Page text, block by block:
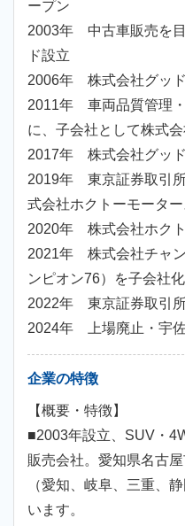
ープン
2003年 中古車販売を
ド設立
2006年 株式会社グッ
2011年 車両品質管理
に、子会社として株式
2017年 株式会社グッ
2019年 東京証券取引
式会社ホクトーモータ
2020年 株式会社ホク
2021年 株式会社チャ
ンピオン76）を子会社化
2022年 東京証券取引
2024年 上場廃止・宇
企業の特徴
【概要・特徴】
■2003年設立、SUV・
販売会社。愛知県名古
（愛知、岐阜、三重、
います。